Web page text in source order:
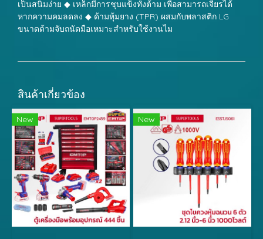
เป็นสนิมง่าย ◆ เหล็กมีการชุบแข็งทั้งต้าม เพื่อสามารถเจียรได้
หากความคมลดลง ◆ ด้ามหุ้มยาง (TPR) ผสมกับพลาสติก LG
ขนาดด้ามจับถนัดมือเหมาะสำหรับใช้งานไม
สินค้าเกี่ยวข้อง
New New